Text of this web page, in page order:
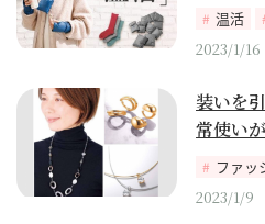
温活
2023/1/16
装いを
常使い
ファッ
2023/1/9